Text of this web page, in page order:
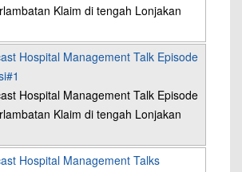
Klaim di tengah Lonjakan
Hospital Management Talk Episode
Hospital Management Talk Episode
Klaim di tengah Lonjakan
Hospital Management Talks